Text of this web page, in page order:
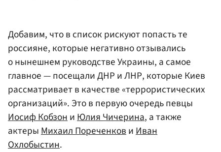
Добавим, что в список рискуют попасть те
россияне, которые негативно отзывались
о нынешнем руководстве Украины, а самое
главное — посещали ДНР и ЛНР, которые Киев
рассматривает в качестве «террористических
организаций». Это в первую очередь певцы
Иосиф КобзониЮлия Чичерина, а также
актерыМихаил ПореченковиИван
Охлобыстин.